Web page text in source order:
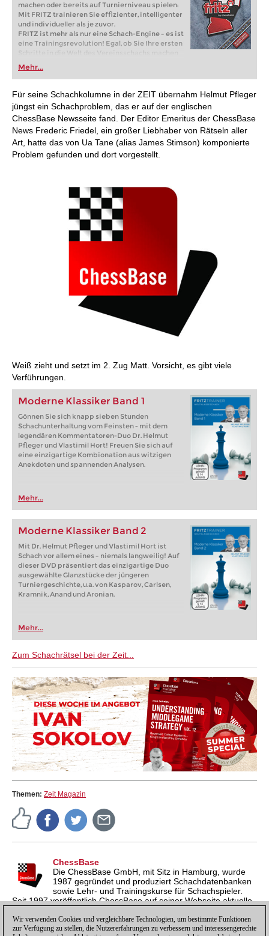
machen oder bereits auf Turnierniveau spielen:
Mit FRITZ trainieren Sie effizienter, intelligenter
und individueller als je zuvor.
FRITZ ist mehr als nur eine Schach-Engine – es ist
eine Trainingsrevolution! Egal, ob Sie Ihre ersten
Schritte in die Welt des Vereinsschachs machen
oder bereits auf Turnierniveau spielen: Mit
FRITZ trainieren Sie effizienter, intelligenter und
individueller als je zuvor.
Mehr...
Für seine Schachkolumne in der ZEIT übernahm Helmut Pfleger
jüngst ein Schachproblem, das er auf der englischen
ChessBase Newsseite fand. Der Editor Emeritus der ChessBase
News Frederic Friedel, ein großer Liebhaber von Rätseln aller
Art, hatte das von Ua Tane (alias James Stimson) komponierte
Problem gefunden und dort vorgestellt.
Weiß zieht und setzt im 2. Zug Matt. Vorsicht, es gibt viele
Verführungen.
Moderne Klassiker Band 1
Gönnen Sie sich knapp sieben Stunden
Schachunterhaltung vom Feinsten - mit dem
legendären Kommentatoren-Duo Dr. Helmut
Pfleger und Vlastimil Hort! Freuen Sie sich auf
eine einzigartige Kombionation aus witzigen
Anekdoten und spannenden Analysen.
Mehr...
Moderne Klassiker Band 2
Mit Dr. Helmut Pfleger und Vlastimil Hort ist
Schach vor allem eines – niemals langweilig! Auf
dieser DVD präsentiert das einzigartige Duo
ausgewählte Glanzstücke der jüngeren
Turniergeschichte, u.a. von Kasparov, Carlsen,
Kramnik, Anand und Aronian.
Mehr...
Zum Schachrätsel bei der Zeit...
Themen: Zeit Magazin
ChessBase
Die ChessBase GmbH, mit Sitz in Hamburg, wurde
1987 gegründet und produziert Schachdatenbanken
sowie Lehr- und Trainingskurse für Schachspieler.
Seit 1997 veröffentlich ChessBase auf seiner Webseite aktuelle
inzwischen in vier Sprachen und gilt weltweit als wichtigste
Schachnachrichtenseite.
Wir verwenden Cookies und vergleichbare Technologien, um bestimmte Funktionen
zur Verfügung zu stellen, die Nutzererfahrungen zu verbessern und interessengerechte